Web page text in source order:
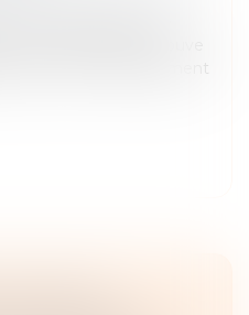
la prescription ne
celui qui se trouve
suite d’un empêchement
SIMPLE